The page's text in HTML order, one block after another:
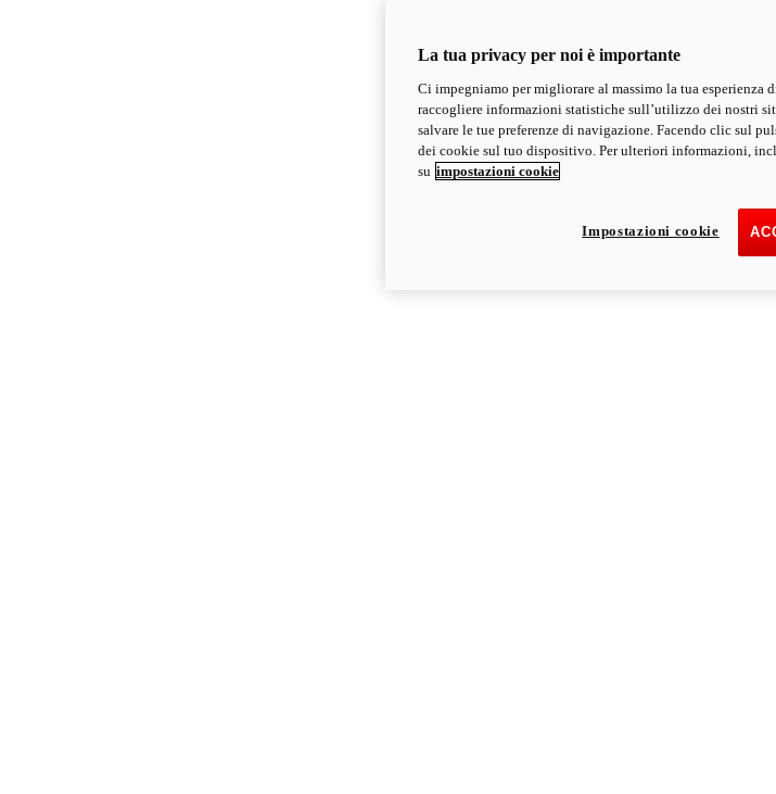
La tua privacy per noi è importante
Ci impegniamo per migliorare al massimo la tua
raccogliere informazioni statistiche sull’utilizzo dei nostri
salvare le tue preferenze di navigazione. Facendo clic sul
dei cookie sul tuo dispositivo. Per ulteriori informazioni,
su impostazioni cookie
Impostazioni cookie